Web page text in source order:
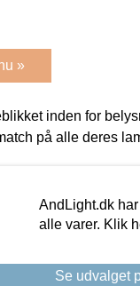
»
inden for
på alle deres
AndLight.dk
alle varer. Klik
Se udvalget